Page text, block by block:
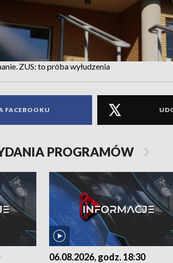
ZUS: to próba wyłudzenia
FACEBOOKU
PROGRAMÓW
06.08.2026, godz. 18:30